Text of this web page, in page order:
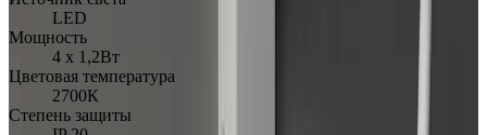
LED
Мощность
4 х 1,2Вт
Цветовая температура
2700К
Степень защиты